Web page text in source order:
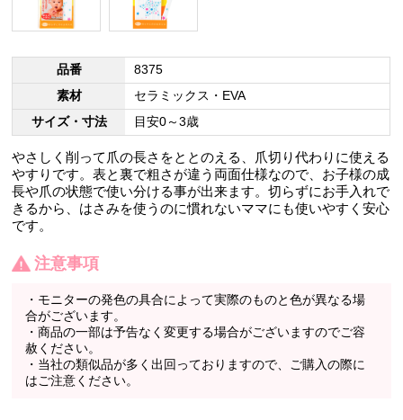
品番
8375
素材
セラミックス・EVA
サイズ・寸法
目安0～3歳
やさしく削って爪の長さをととのえる、爪切り代わりに使える
やすりです。表と裏で粗さが違う両面仕様なので、お子様の成
長や爪の状態で使い分ける事が出来ます。切らずにお手入れで
きるから、はさみを使うのに慣れないママにも使いやすく安心
です。
注意事項
・モニターの発色の具合によって実際のものと色が異なる場
合がございます。
・商品の一部は予告なく変更する場合がございますのでご容
赦ください。
・当社の類似品が多く出回っておりますので、ご購入の際に
はご注意ください。